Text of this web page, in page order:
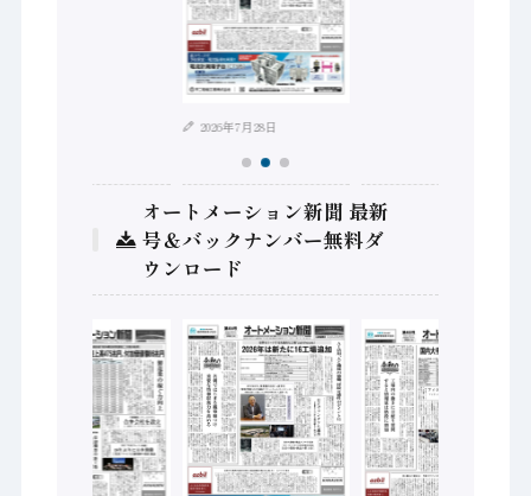
2026年7月28日
オートメーション新聞 最新
号＆バックナンバー無料ダ
ウンロード